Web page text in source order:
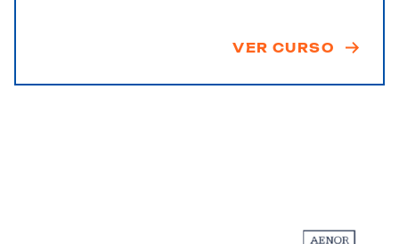
VER CURSO